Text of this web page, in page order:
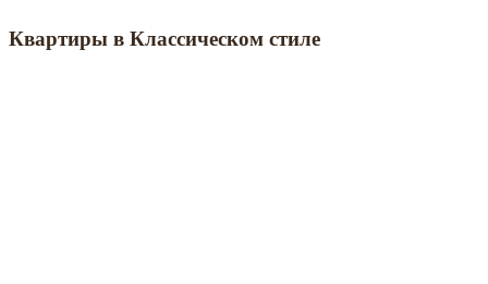
Квартиры в Классическом стиле